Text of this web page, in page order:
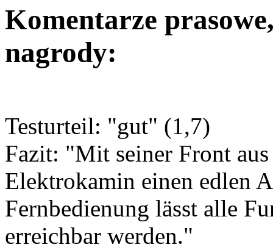
Komentarze
nagrody:
Testurteil: "gut" (1,7)
Fazit: "Mit seiner Front
Elektrokamin einen edlen
Fernbedienung lässt alle
erreichbar werden."